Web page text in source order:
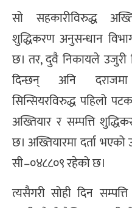
सो सहकारीविरुद्ध
शुद्धिकरण अनुसन्धान
छ। तर, दुवै निकायले उजुरी
दिन्छन् अनि दराजमा
सिन्सियरविरुद्ध पहिलो
अख्तियार र सम्पत्ति
छ। अख्तियारमा दर्ता भएको
सी–०४८८०९ रहेको छ।
त्यसैगरी सोही दिन